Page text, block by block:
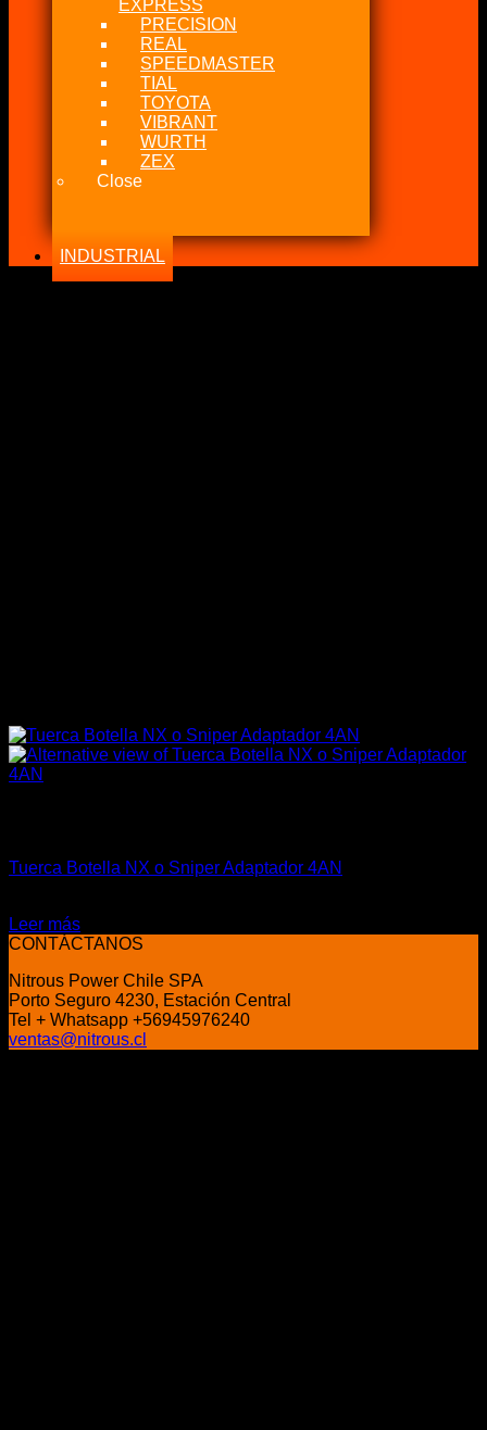
EXPRESS
PRECISION
REAL
SPEEDMASTER
TIAL
TOYOTA
VIBRANT
WURTH
ZEX
Close
INDUSTRIAL
Tuerca Botella NX o Sniper Adaptador 4AN
precio
original
$34.990.
actual
$28.990.
Leer más
CONTÁCTANOS
Nitrous Power Chile SPA
Porto Seguro 4230, Estación Central
Tel + Whatsapp +56945976240
ventas@nitrous.cl